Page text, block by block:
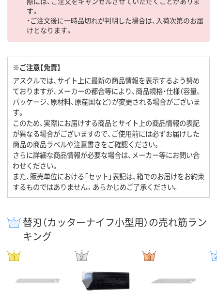
す。
・ご注文後に一時品切れが判明した場合は、入荷次第のお届
けとなります。
※ご注意【免責】
アスクルでは、サイト上に最新の商品情報を表示するよう努め
ておりますが、メーカーの都合等により、商品規格・仕様（容量、
パッケージ、原材料、原産国など）が変更される場合がございま
す。
このため、実際にお届けする商品とサイト上の商品情報の表記
が異なる場合がございますので、ご使用前には必ずお届けした
商品の商品ラベルや注意書きをご確認ください。
さらに詳細な商品情報が必要な場合は、メーカー等にお問い合
わせください。
また、販売単位における「セット」表記は、箱でのお届けをお約束
するものではありません。あらかじめご了承ください。
替刃（カッターナイフ小型用）の売れ筋ラン
キング